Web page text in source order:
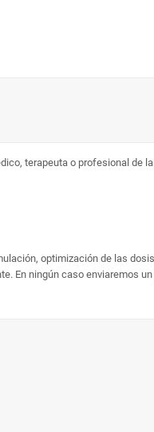
terapeuta o profesional de
optimización de las
En ningún caso enviaremos